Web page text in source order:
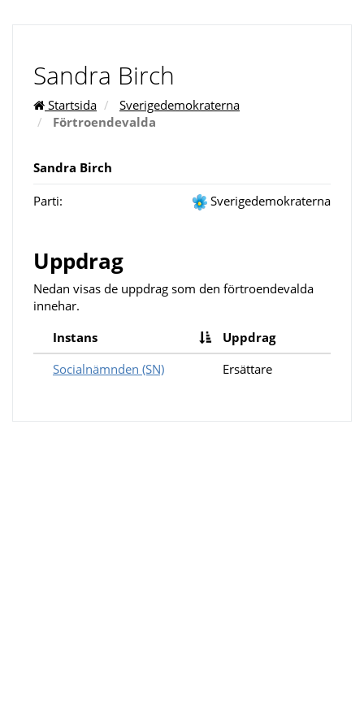
Sandra Birch
Startsida
Sverigedemokraterna
Förtroendevalda
Sandra Birch
Sverigedemokraterna
Parti:
Uppdrag
Nedan visas de uppdrag som den förtroendevalda
innehar.
Instans
Uppdrag
Socialnämnden (SN)
Ersättare